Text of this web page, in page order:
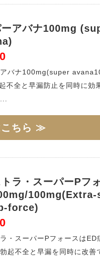
ーアバナ100mg
アバナ100mg(super
不全と早漏防止を同時に効
こちら ≫
ラ・スーパーPフ
100mg(Extra-
force)
・スーパーPフォースはED
起不全と早漏を同時に改善